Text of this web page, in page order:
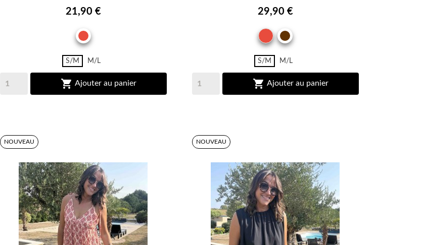
21,90 €
ROUGE
S/M M/L
 Ajouter au panier
29,90 €
ROUGEMARRON
S/M M/L
 Ajouter au panier
NOUVEAU NOUVEAU